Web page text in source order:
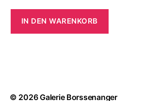
IN DEN WARENKORB
© 2026Galerie Borssenanger